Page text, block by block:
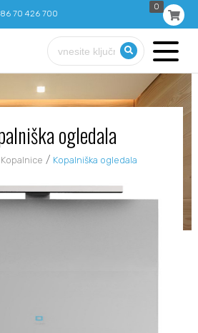
70 426 700
0
ogledala
Kopalnice / Kopalniška ogledala